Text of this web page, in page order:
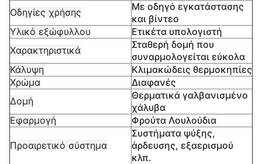
Οδηγίες χρήσης
Με οδηγό εγκατάστασης
και βίντεο
Υλικό εξώφυλλου
Ετικέτα υπολογιστή
Χαρακτηριστικά
Σταθερή δομή που
συναρμολογείται εύκολα
Κάλυψη
Κλιμακώδεις θερμοκηπίες
Χρώμα
Διαφανές
Δομή
Θερματικά γαλβανισμένο
χάλυβα
Εφαρμογή
Φρούτα Λουλούδια
Προαιρετικό σύστημα
Συστήματα ψύξης,
άρδευσης, εξαερισμού
κλπ.